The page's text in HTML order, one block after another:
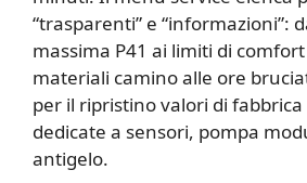
“trasparenti” e “informazioni”:
massima P41 ai limiti di
materiali camino alle ore
per il ripristino valori di fabbrica
dedicate a sensori, pompa
antigelo.